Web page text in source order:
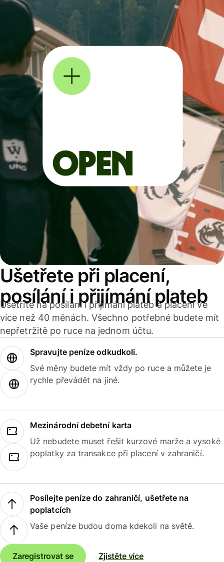
Ušetřete při placení,
posílání i přijímání plateb
Ušetříte na posílání i přijímání plateb a placení ve
více než 40 měnách. Všechno potřebné budete mít
nepřetržitě po ruce na jednom účtu.
Spravujte peníze odkudkoli.
Své měny budete mít vždy po ruce a můžete je
rychle převádět na jiné.
Mezinárodní debetní karta
Už nebudete muset řešit kurzové marže a vysoké
poplatky za transakce při placení v zahraničí.
Posílejte peníze do zahraničí, ušetřete na
poplatcích
Vaše peníze budou doma kdekoli na světě.
Zaregistrovat se Zjistěte více